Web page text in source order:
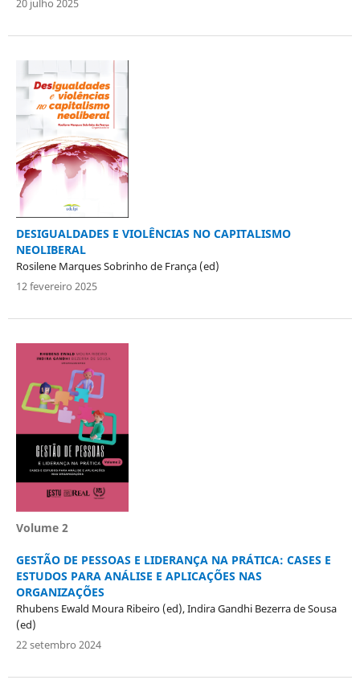
20 julho 2025
DESIGUALDADES E VIOLÊNCIAS NO CAPITALISMO
NEOLIBERAL
Rosilene Marques Sobrinho de França (ed)
12 fevereiro 2025
Volume 2
GESTÃO DE PESSOAS E LIDERANÇA NA PRÁTICA: CASES E
ESTUDOS PARA ANÁLISE E APLICAÇÕES NAS
ORGANIZAÇÕES
Rhubens Ewald Moura Ribeiro (ed), Indira Gandhi Bezerra de Sousa
(ed)
22 setembro 2024